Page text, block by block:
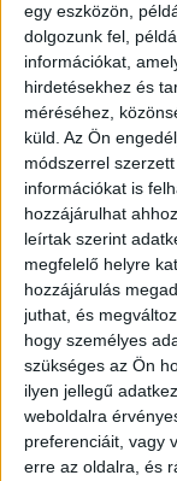
egy eszközön,
dolgozunk fel,
információkat,
hirdetésekhez és
méréséhez,
küld. Az Ön
módszerrel
információkat is
hozzájárulhat
leírtak szerint
megfelelő helyre
hozzájárulás
juthat, és
hogy személyes
szükséges az Ön
ilyen jellegű
weboldalra
preferenciáit, vagy
erre az oldalra, és
Debrecen, Kiadó
Békéscsaba,
Miskolc, Eladó
Keszthely ,
Kecskemét,
, Eladó és
Garázs, Házrész,
Balatonalmádi
,
Tatabánya,
Veszprém, Eladó